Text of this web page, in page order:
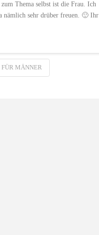
Thema selbst ist die Frau. Ich
nämlich sehr drüber freuen. 🙂 Ihr
FÜR MÄNNER